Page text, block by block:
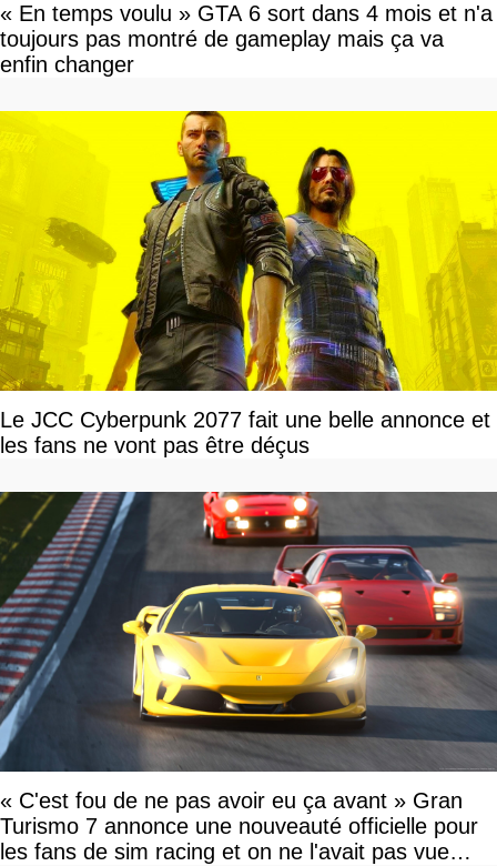
« En temps voulu » GTA 6 sort dans 4 mois et n'a
toujours pas montré de gameplay mais ça va
enfin changer
Le JCC Cyberpunk 2077 fait une belle annonce et
les fans ne vont pas être déçus
« C'est fou de ne pas avoir eu ça avant » Gran
Turismo 7 annonce une nouveauté officielle pour
les fans de sim racing et on ne l'avait pas vue